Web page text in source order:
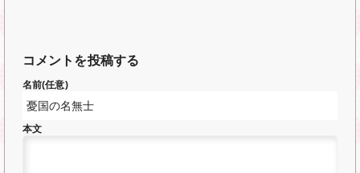
コメントを投稿する
名前(任意)
本文